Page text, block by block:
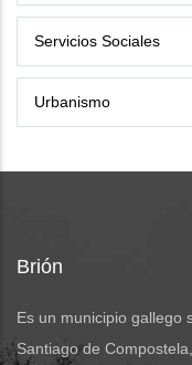
Servicios Sociales
Urbanismo
Brión
Es un municipio gallego
Santiago de